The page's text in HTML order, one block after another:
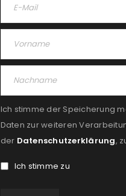
Ich stimme der Speicherung
Daten zur weiteren
der Datenschutzerklärung,
Ich stimme zu